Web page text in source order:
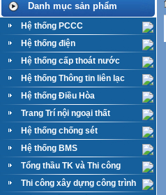
Danh mục sản phẩm
Hệ thống PCCC
Hệ thống điện
Hệ thống cấp thoát nước
Hệ thống Thông tin liên lạc
Hệ thống Điều Hòa
Trang Trí nội ngoại thất
Hệ thống chống sét
Hệ thống BMS
Tổng thầu TK và Thi công
M&E
Thi công xây dựng công trình